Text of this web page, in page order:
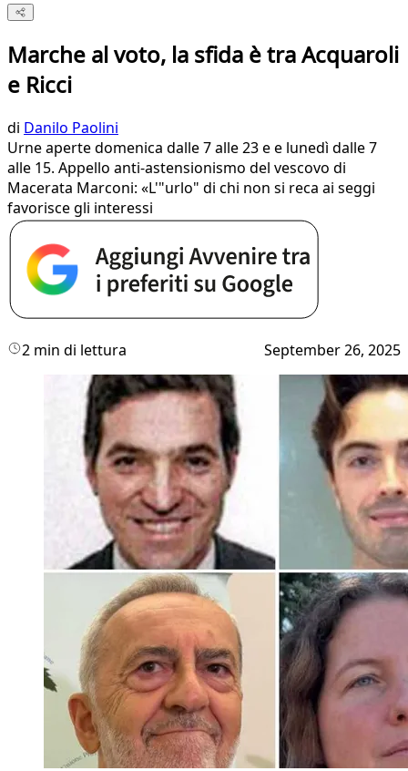
Marche al voto, la sfida è tra Acquaroli
e Ricci
di Danilo Paolini
Urne aperte domenica dalle 7 alle 23 e e lunedì dalle 7
alle 15. Appello anti-astensionismo del vescovo di
Macerata Marconi: «L'"urlo" di chi non si reca ai seggi
favorisce gli interessi
2 min di lettura September 26, 2025